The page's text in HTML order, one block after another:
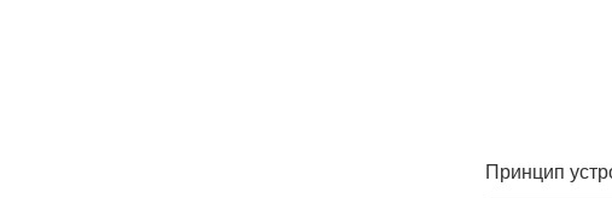
Принцип